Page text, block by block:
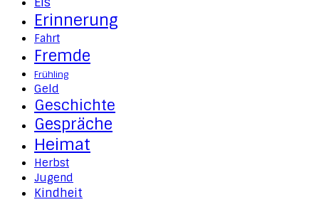
Erinnerung
Fahrt
Fremde
Frühling
Geld
Geschichte
Gespräche
Heimat
Herbst
Jugend
Kindheit